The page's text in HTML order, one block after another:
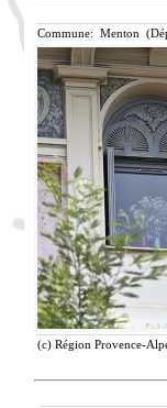
Commune: Menton
(c) Région Provence-